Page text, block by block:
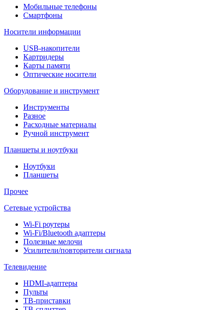
Мобильные телефоны
Смартфоны
Носители информации
USB-накопители
Картридеры
Карты памяти
Оптические носители
Оборудование и инструмент
Инструменты
Разное
Расходные материалы
Ручной инструмент
Планшеты и ноутбуки
Ноутбуки
Планшеты
Прочее
Сетевые устройства
Wi-Fi роутеры
Wi-Fi/Bluetooth адаптеры
Полезные мелочи
Усилители/повторители сигнала
Телевидение
HDMI-адаптеры
Пульты
ТВ-приставки